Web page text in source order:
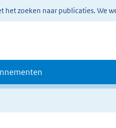
zoeken naar publicaties. We